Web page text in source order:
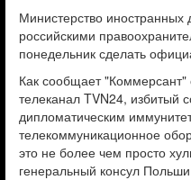
Министерство
российскими
понедельник сделать
Как сообщает "Коммерсант"
телеканал TVN24, избитый
дипломатическим
телекоммуникационное
это не более чем просто
генеральный консул